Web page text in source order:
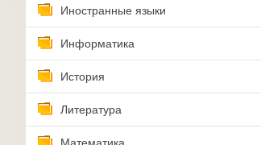
Иностранные языки
Информатика
История
Литература